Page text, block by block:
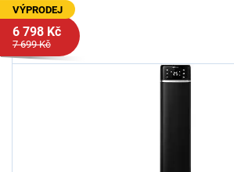
VÝPRODEJ
6 798 Kč
7 699 Kč